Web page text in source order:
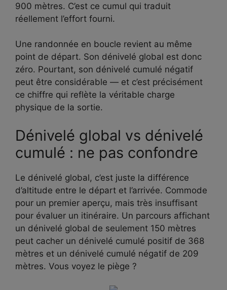
900 mètres. C’est ce cumul qui traduit
réellement l’effort fourni.
Une randonnée en boucle revient au même
point de départ. Son dénivelé global est donc
zéro. Pourtant, son dénivelé cumulé négatif
peut être considérable — et c’est précisément
ce chiffre qui reflète la véritable charge
physique de la sortie.
Dénivelé global vs dénivelé
cumulé : ne pas confondre
Le dénivelé global, c’est juste la différence
d’altitude entre le départ et l’arrivée. Commode
pour un premier aperçu, mais très insuffisant
pour évaluer un itinéraire. Un parcours affichant
un dénivelé global de seulement 150 mètres
peut cacher un dénivelé cumulé positif de 368
mètres et un dénivelé cumulé négatif de 209
mètres. Vous voyez le piège ?